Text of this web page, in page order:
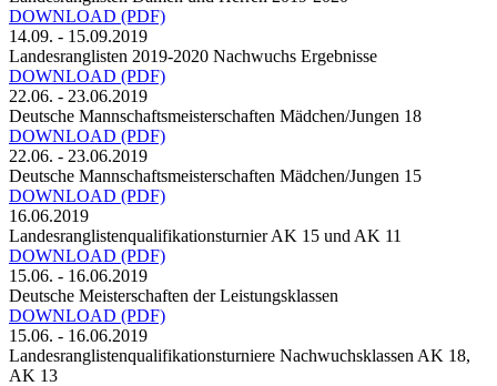
DOWNLOAD (PDF)
14.09. - 15.09.2019
Landesranglisten 2019-2020 Nachwuchs Ergebnisse
DOWNLOAD (PDF)
22.06. - 23.06.2019
Deutsche Mannschaftsmeisterschaften Mädchen/Jungen 18
DOWNLOAD (PDF)
22.06. - 23.06.2019
Deutsche Mannschaftsmeisterschaften Mädchen/Jungen 15
DOWNLOAD (PDF)
16.06.2019
Landesranglistenqualifikationsturnier AK 15 und AK 11
DOWNLOAD (PDF)
15.06. - 16.06.2019
Deutsche Meisterschaften der Leistungsklassen
DOWNLOAD (PDF)
15.06. - 16.06.2019
Landesranglistenqualifikationsturniere Nachwuchsklassen AK 18,
AK 13